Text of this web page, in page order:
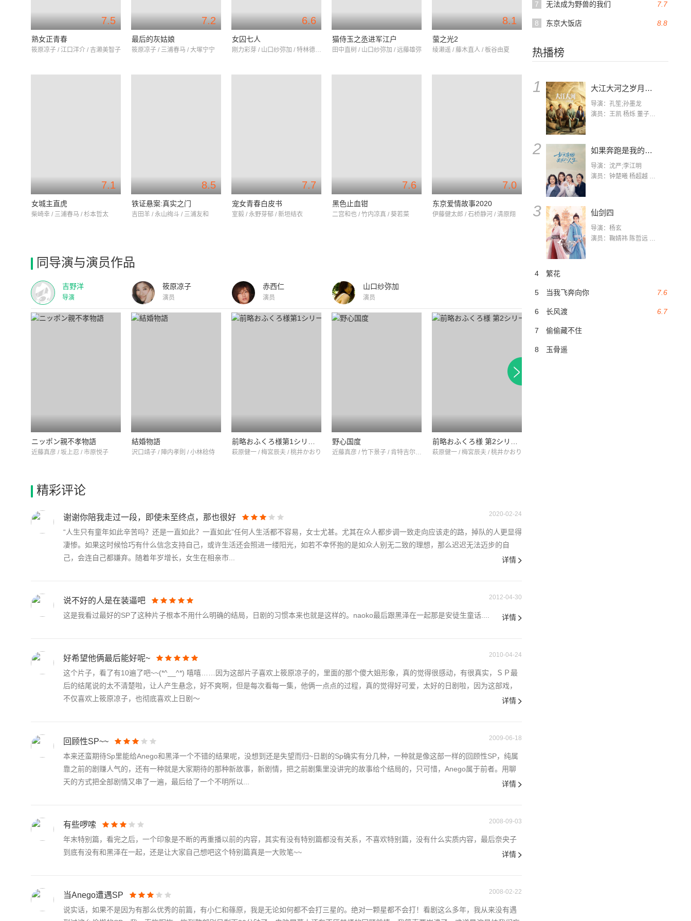
7.7
7 无法成为野兽的我们
8.8
8 东京大饭店
热播榜
1 大江大河之岁月如歌
导演：孔笙;孙墨龙
演员：王凯 杨烁 董子健 杨采钰 张佳宁 练练 林栋甫 房子斌
2 如果奔跑是我的人生
导演：沈严;李江明
演员：钟楚曦 杨超越 许娣 陈小艺 侯雯元 宋洋 王宥钧 李添诺
3 仙剑四
导演：杨玄
演员：鞠婧祎 陈哲远 茅子俊 毛晓慧 王媛可 张志浩 林枫松 张帆（演员）
4 繁花
7.6
5 当我飞奔向你
6.7
6 长风渡
7 偷偷藏不住
8 玉骨遥
7.5
熟女正青春
筱原凉子 / 江口洋介 / 吉濑美智子
7.2
最后的灰姑娘
筱原凉子 / 三浦春马 / 大塚宁宁
6.6
女囚七人
刚力彩芽 / 山口纱弥加 / 特林德尔·玲奈
猫侍玉之丞进军江户
田中直树 / 山口纱弥加 / 远藤雄弥
8.1
萤之光2
绫濑遥 / 藤木直人 / 板谷由夏
7.1
女城主直虎
柴崎幸 / 三浦春马 / 杉本哲太
8.5
铁证悬案:真实之门
吉田羊 / 永山绚斗 / 三浦友和
7.7
宠女青春白皮书
室毅 / 永野芽郁 / 新垣结衣
7.6
黑色止血钳
二宫和也 / 竹内凉真 / 葵若菜
7.0
东京爱情故事2020
伊藤健太郎 / 石桥静河 / 清原翔
同导演与演员作品
吉野洋
导演
筱原凉子
演员
赤西仁
演员
山口纱弥加
演员
ニッポン親不孝物語
近藤真彦 / 坂上忍 / 市原悦子
結婚物語
沢口靖子 / 陣内孝則 / 小林稔侍 萩原健一 / 梅宮辰夫 / 桃井かおり
野心国度
近藤真彦 / 竹下景子 / 肯特吉尔伯特 萩原健一 / 梅宮辰夫 / 桃井かおり
精彩评论
谢谢你陪我走过一段，即使未至终点，那也很好 2020-02-24
“人生只有童年如此辛苦吗？还是一直如此？一直如此”任何人生活都不容易，女士尤甚。尤其在众人都步调一致走向应该走的路，掉队的人更显得
凄惨。如果这时候恰巧有什么信念支持自己，或许生活还会照进一缕阳光，如若不幸怀抱的是如众人别无二致的理想，那么迟迟无法迈步的自
己，会连自己都嫌弃。随着年岁增长，女生在相亲市...
详情
说不好的人是在装逼吧 2012-04-30
这是我看过最好的SP了这种片子根本不用什么明确的结局，日剧的习惯本来也就是这样的。naoko最后跟黑泽在一起那是安徒生童话.... 详情
好希望他俩最后能好呢~ 2010-04-24
这个片子，看了有10遍了吧~~(*^__^*) 嘻嘻……因为这部片子喜欢上筱原凉子的，里面的那个傻大姐形象，真的觉得很感动，有很真实，ＳＰ最
后的结尾说的太不清楚啦，让人产生悬念，好不爽啊，但是每次看每一集，他俩一点点的过程，真的觉得好可爱，太好的日剧啦，因为这部戏，
不仅喜欢上筱原凉子，也彻底喜欢上日剧～
详情
回顾性SP~~ 2009-06-18
本来还蛮期待Sp里能给Anego和黑泽一个不错的结果呢，没想到还是失望而归~日剧的Sp确实有分几种，一种就是像这部一样的回顾性SP，纯属
靠之前的剧赚人气的，还有一种就是大家期待的那种新故事，新剧情，把之前剧集里没讲完的故事给个结局的，只可惜，Anego属于前者。用聊
天的方式把全部剧情又串了一遍，最后给了一个不明所以...
详情
有些啰嗦 2008-09-03
年末特别篇，看完之后，一个印象是不断的再重播以前的内容，其实有没有特别篇都没有关系，不喜欢特别篇，没有什么实质内容，最后奈央子
到底有没有和黑泽在一起，还是让大家自己想吧这个特别篇真是一大败笔~~
详情
当Anego遭遇SP 2008-02-22
说实话，如果不是因为有那么优秀的前篇，有小仁和篠原，我是无论如何都不会打三星的。绝对一颗星都不会打！看剧这么多年，我从来没有遇